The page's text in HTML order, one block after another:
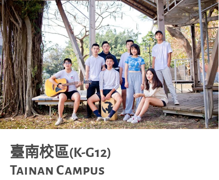
臺南校區(K-G12)
Tainan Campus